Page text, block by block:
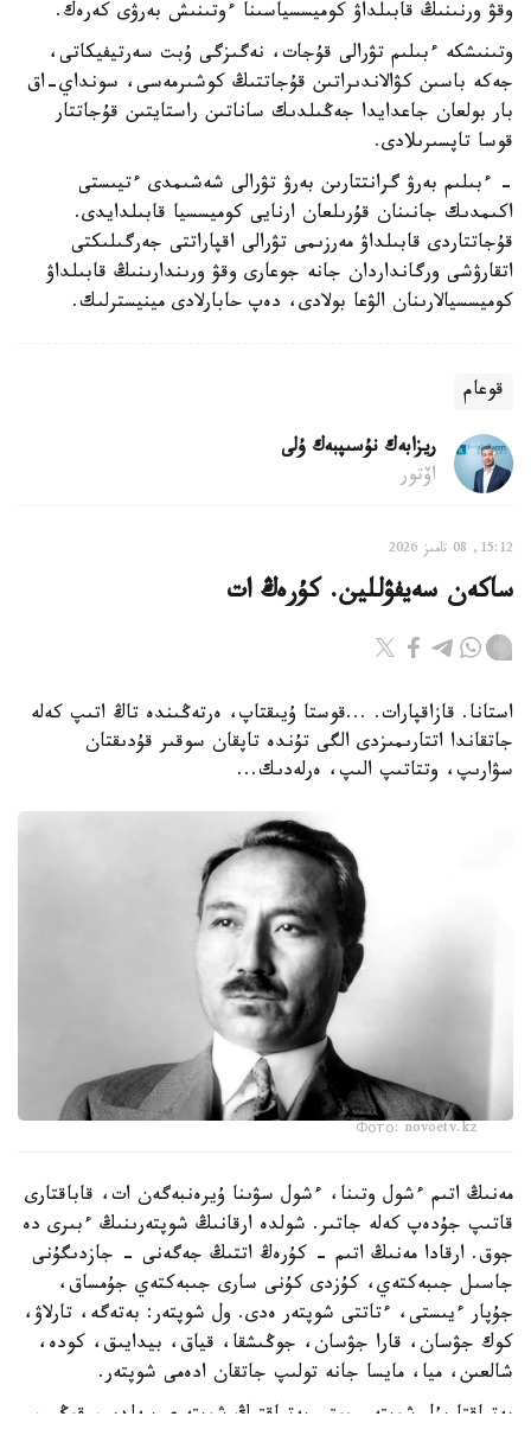
وقۋ ورنىنىڭ قابىلداۋ كوميسسياسىنا ءوتىنىش بەرۋى كەرەك.
وتىنىشكە ءبىلىم تۋرالى قۇجات، نەگىزگى ۇبت سەرتيفيكاتى،
جەكە باسىن كۋالاندىراتىن قۇجاتتىڭ كوشىرمەسى، سونداي-اق
بار بولعان جاعدايدا جەڭىلدىك ساناتىن راستايتىن قۇجاتتار
قوسا تاپسىرىلادى.
- ءبىلىم بەرۋ گرانتتارىن بەرۋ تۋرالى شەشىمدى ءتيىستى
اكىمدىك جانىنان قۇرىلعان ارنايى كوميسسيا قابىلدايدى.
قۇجاتتاردى قابىلداۋ مەرزىمى تۋرالى اقپاراتتى جەرگىلىكتى
اتقارۋشى ورگانداردان جانە جوعارى وقۋ ورىندارىنىڭ قابىلداۋ
كوميسسيالارىنان الۋعا بولادى، دەپ حابارلادى مينيسترلىك.
قوعام
ريزابەك نۇسىپبەك ۇلى
اۆتور
15:12, 08 تامىز 2026
ساكەن سەيفۋللين. كۇرەڭ ات
استانا. قازاقپارات. ...قوستا ۇيىقتاپ، ەرتەڭىندە تاڭ اتىپ كەلە
جاتقاندا اتتارىمىزدى الگى تۇندە تاپقان سوقىر قۇدىقتان
سۋارىپ، وتتاتىپ الىپ، ەرلەدىك...
Фото: novoetv.kz
مەنىڭ اتىم ءشول وتىنا، ءشول سۋىنا ۇيرەنبەگەن ات، قاباقتارى
قاتىپ جۇدەپ كەلە جاتىر. شولدە ارقانىڭ شوپتەرىنىڭ ءبىرى دە
جوق. ارقادا مەنىڭ اتىم - كۇرەڭ اتتىڭ جەگەنى - جازدىگۇنى
جاسىل جىبەكتەي، كۇزدى كۇنى سارى جىبەكتەي جۇمساق،
جۇپار ءيىستى، ءتاتتى شوپتەر ەدى. ول شوپتەر: بەتەگە، تارلاۋ،
كوك جۋسان، قارا جۋسان، جوڭىشقا، قياق، بيدايىق، كودە،
شالعىن، ميا، مايسا جانە تولىپ جاتقان ادەمى شوپتەر.
بەتپاقتا بۇل شوپتەر جوق. بەتپاقتىڭ شوپتەرى سەلدىر، قوڭىر،